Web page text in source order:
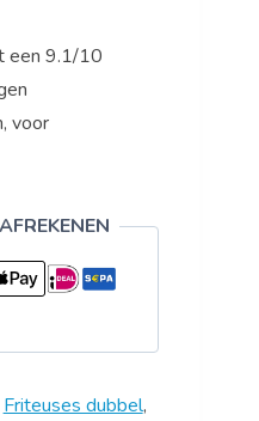
een 9.1/10
voor
Friteuses dubbel,